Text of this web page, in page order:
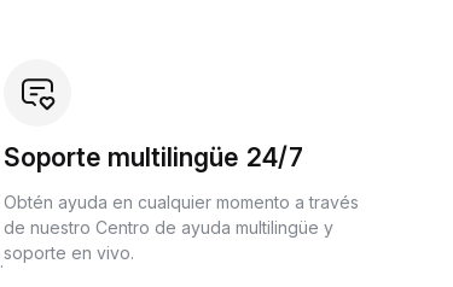
Soporte multilingüe 24/7
Obtén ayuda en cualquier momento a través
de nuestro Centro de ayuda multilingüe y
soporte en vivo.